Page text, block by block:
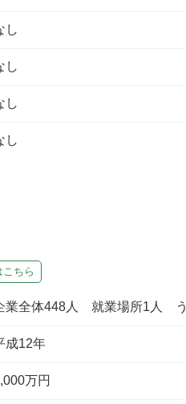
し
し
し
し
ちら
業全体448人 就業場所1人
成12年
万円